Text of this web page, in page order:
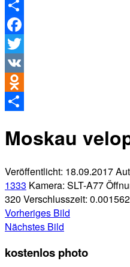
Odnoklassniki
Teilen
Facebook
Twitter
VK
Odnoklassniki
Moskau
Veröffentlicht: 18.09.2017
1333 Kamera: SLT-A77
320 Verschlusszeit:
Vorheriges Bild
Nächstes Bild
kostenlos photo